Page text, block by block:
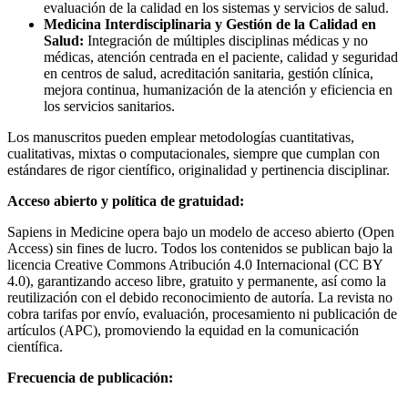
evaluación de la calidad en los sistemas y servicios de salud.
Medicina Interdisciplinaria y Gestión de la Calidad en
Salud: Integración de múltiples disciplinas médicas y no
médicas, atención centrada en el paciente, calidad y seguridad
en centros de salud, acreditación sanitaria, gestión clínica,
mejora continua, humanización de la atención y eficiencia en
los servicios sanitarios.
Los manuscritos pueden emplear metodologías cuantitativas,
cualitativas, mixtas o computacionales, siempre que cumplan con
estándares de rigor científico, originalidad y pertinencia disciplinar.
Acceso abierto y política de gratuidad:
Sapiens in Medicine opera bajo un modelo de acceso abierto (Open
Access) sin fines de lucro. Todos los contenidos se publican bajo la
licencia Creative Commons Atribución 4.0 Internacional (CC BY
4.0), garantizando acceso libre, gratuito y permanente, así como la
reutilización con el debido reconocimiento de autoría. La revista no
cobra tarifas por envío, evaluación, procesamiento ni publicación de
artículos (APC), promoviendo la equidad en la comunicación
científica.
Frecuencia de publicación: